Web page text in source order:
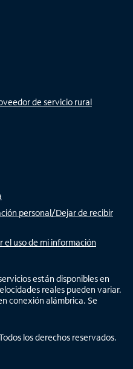
de servicio rural
personal/Dejar de recibir
el uso de mi información
están disponibles en
reales pueden variar.
conexión alámbrica. Se
los derechos reservados.